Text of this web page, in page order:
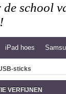
de school
iPad hoes
sticks
VERFIJNEN